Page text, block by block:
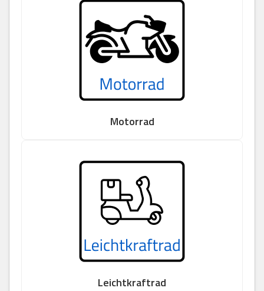
Motorrad
Leichtkraftrad